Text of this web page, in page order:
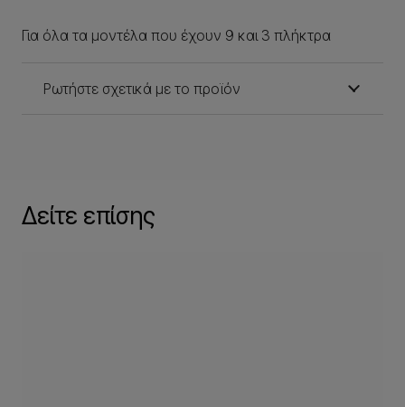
Για όλα τα μοντέλα που έχουν 9 και 3 πλήκτρα
Ρωτήστε σχετικά με το προϊόν
Δείτε επίσης